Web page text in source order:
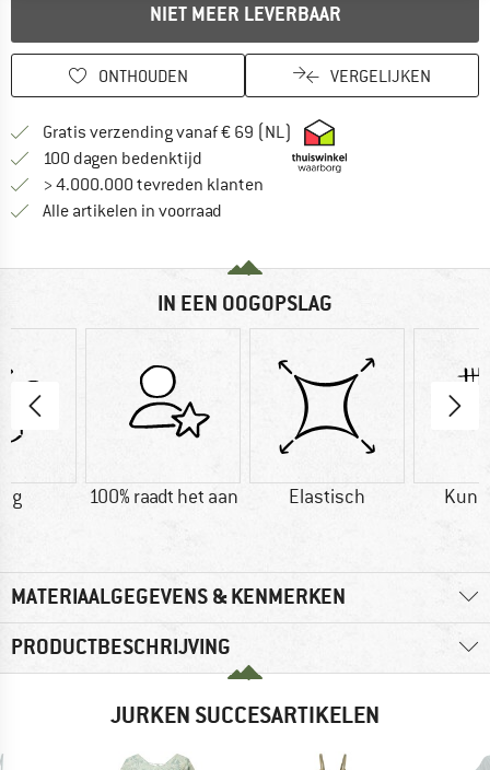
NIET MEER LEVERBAAR
ONTHOUDEN VERGELIJKEN
Gratis verzending vanaf € 69 (NL) Vind hier de
100 dagen bedenktijd Vind de betalingsinformatie hier!
> 4.000.000 tevreden klanten
Alle artikelen in voorraad
IN EEN OOGOPSLAG
g 100% raadt het aan Elastisch
MATERIAALGEGEVENS & KENMERKEN
PRODUCTBESCHRIJVING
JURKEN SUCCESARTIKELEN